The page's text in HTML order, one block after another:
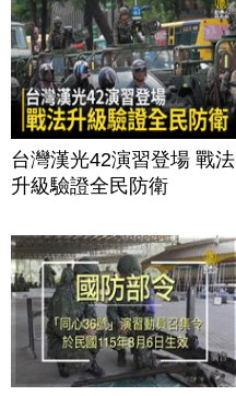
台灣漢光42演習登場 戰法
升級驗證全民防衛